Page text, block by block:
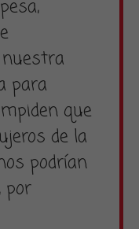
para
que
de la
podrían
por